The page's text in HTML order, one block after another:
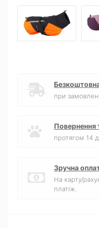
при
Повернення
протягом 14
Зручна
На карту/
платіж.